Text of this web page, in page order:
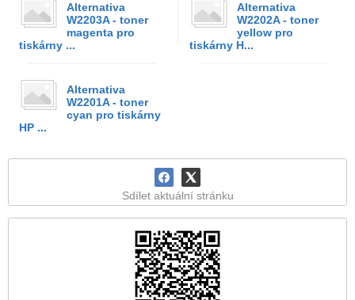
Alternativa
W2203A - toner
magenta pro
tiskárny ...
Alternativa
W2202A - toner
yellow pro
tiskárny H...
Alternativa
W2201A - toner
cyan pro tiskárny
HP ...
Sdílet aktuální stránku